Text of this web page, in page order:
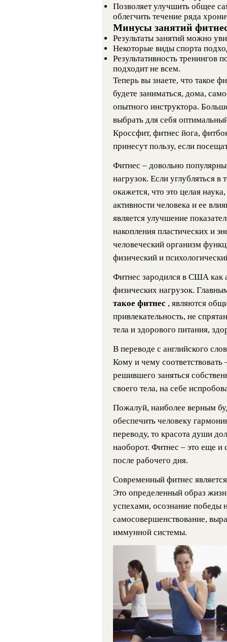
Позволяет улучшить общее
облегчить течение ряда
Минусы занятий
Результаты занятий можно
Некоторые виды спорта
Результативность тренингов
подходит не всем.
Теперь вы знаете, что такое
будете заниматься, дома,
опытного инструктора.
выбрать для себя
Кроссфит, фитнес йога,
принесут пользу, если
Фитнес – довольно
нагрузок. Если углубляться в
окажется, что это целая
активности человека и ее
является улучшение
накопления пластических и
человеческий организм
физический и
Фитнес зародился в США как
физических нагрузок.
такое фитнес , являются
привлекательность, не
тела и здорового питания,
В переводе с английского
Кому и чему соответствовать
решившего заняться
своего тела, на себе
Пожалуй, наиболее верным
обеспечить человеку
переводу, то красота души
наоборот. Фитнес – это еще и
после рабочего дня.
Современный фитнес
Это определенный образ
успехами, осознание победы
самосовершенствование,
иммунной системы.